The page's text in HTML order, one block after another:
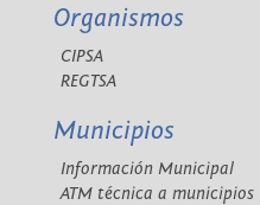
Organismos
CIPSA
REGTSA
Municipios
Información Municipal
ATM técnica a municipios